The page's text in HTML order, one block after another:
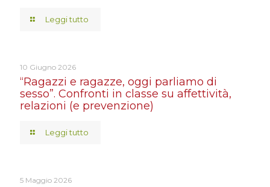
Leggi tutto
10 Giugno 2026
“Ragazzi e ragazze, oggi parliamo di
sesso”. Confronti in classe su affettività,
relazioni (e prevenzione)
Leggi tutto
5 Maggio 2026